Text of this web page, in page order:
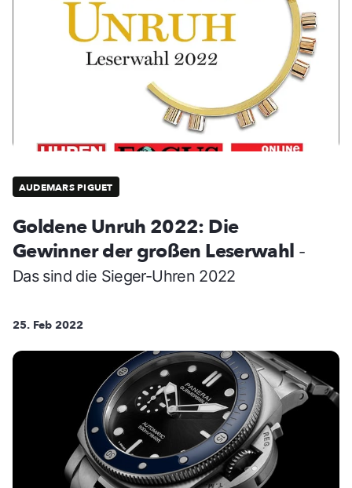
AUDEMARS PIGUET
Goldene Unruh 2022: Die
Gewinner der großen Leserwahl -
Das sind die Sieger-Uhren 2022
25. Feb 2022